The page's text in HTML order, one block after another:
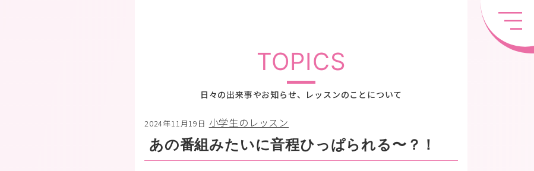
TOPICS
日々の出来事やお知らせ、レッスンのことについて
2024年11月19日 小学生のレッスン
あの番組みたいに音程ひっぱられる〜？！